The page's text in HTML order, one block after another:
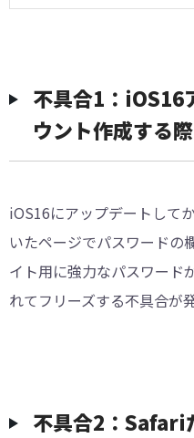
不具合1：iOS16
ウント作成する
iOS16にアップデートして
いたページでパスワードの
イト用に強力なパスワード
れてフリーズする不具合が
不具合2：Safari